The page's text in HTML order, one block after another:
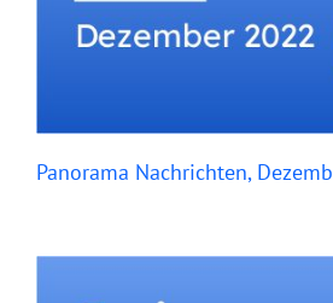
Panorama Nachrichten,